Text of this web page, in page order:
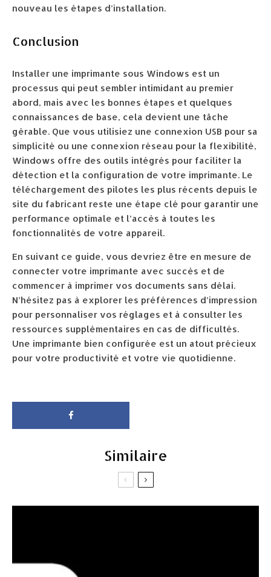
nouveau les étapes d’installation.
Conclusion
Installer une imprimante sous Windows est un
processus qui peut sembler intimidant au premier
abord, mais avec les bonnes étapes et quelques
connaissances de base, cela devient une tâche
gérable. Que vous utilisiez une connexion USB pour sa
simplicité ou une connexion réseau pour la flexibilité,
Windows offre des outils intégrés pour faciliter la
détection et la configuration de votre imprimante. Le
téléchargement des pilotes les plus récents depuis le
site du fabricant reste une étape clé pour garantir une
performance optimale et l’accès à toutes les
fonctionnalités de votre appareil.
En suivant ce guide, vous devriez être en mesure de
connecter votre imprimante avec succès et de
commencer à imprimer vos documents sans délai.
N’hésitez pas à explorer les préférences d’impression
pour personnaliser vos réglages et à consulter les
ressources supplémentaires en cas de difficultés.
Une imprimante bien configurée est un atout précieux
pour votre productivité et votre vie quotidienne.
Similaire